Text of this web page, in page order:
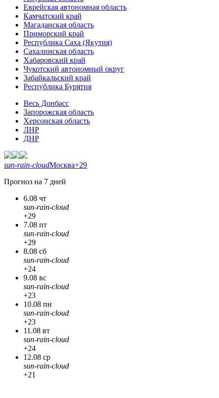
Еврейская автономная область
Камчатский край
Магаданская область
Приморский край
Республика Саха (Якутия)
Сахалинская область
Хабаровский край
Чукотский автономный округ
Забайкальский край
Республика Бурятия
Весь Донбасс
Запорожская область
Херсонская область
ЛНР
ДНР
sun-rain-cloudМосква+29
Прогноз на 7 дней
6.08 чт
sun-rain-cloud
+29
7.08 пт
sun-rain-cloud
+29
8.08 сб
sun-rain-cloud
+24
9.08 вс
sun-rain-cloud
+23
10.08 пн
sun-rain-cloud
+23
11.08 вт
sun-rain-cloud
+24
12.08 ср
sun-rain-cloud
+21